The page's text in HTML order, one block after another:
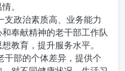
。
支政治素质高、业务能力
奉献精神的老干部工作队
教育，提升服务水平。
干部的个体差异，提供个